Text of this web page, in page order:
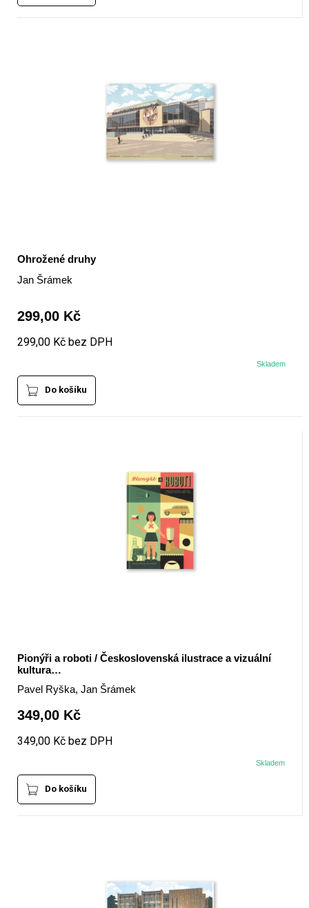
Ohrožené druhy
Jan Šrámek
299,00 Kč
299,00 Kč bez DPH
Skladem
Do košíku
Pionýři a roboti / Československá ilustrace a vizuální
kultura…
Pavel Ryška, Jan Šrámek
349,00 Kč
349,00 Kč bez DPH
Skladem
Do košíku